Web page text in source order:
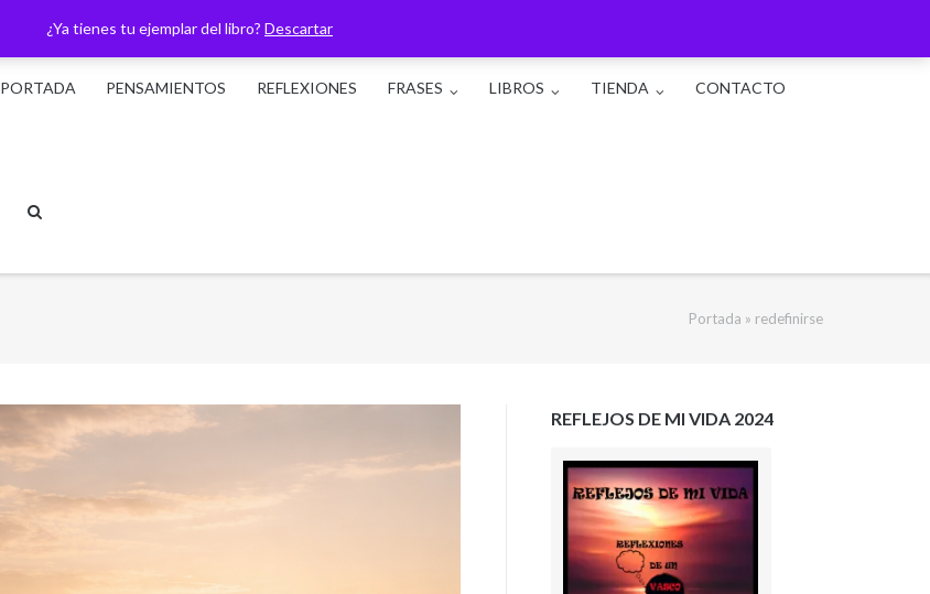
¿Ya tienes tu ejemplar del libro? Descartar
PORTADA
PENSAMIENTOS REFLEXIONES FRASES LIBROS TIENDA CONTACTO
Portada » redefinirse
REFLEJOS DE MI VIDA 2024